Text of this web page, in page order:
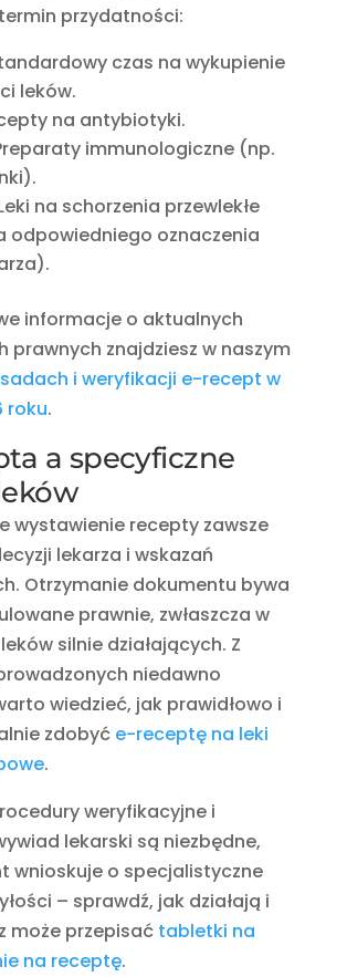
przydatności:
czas na wykupienie
leków.
na antybiotyki.
immunologiczne (np.
na schorzenia przewlekłe
odpowiedniego oznaczenia
informacje o aktualnych
prawnych znajdziesz w naszym
i weryfikacji e-recept w
roku.
a specyficzne
wystawienie recepty zawsze
lekarza i wskazań
Otrzymanie dokumentu bywa
prawnie, zwłaszcza w
silnie działających. Z
niedawno
wiedzieć, jak prawidłowo i
zdobyć e-receptę na leki
.
weryfikacyjne i
lekarski są niezbędne,
wnioskuje o specjalistyczne
– sprawdź, jak działają i
może przepisać tabletki na
na receptę.